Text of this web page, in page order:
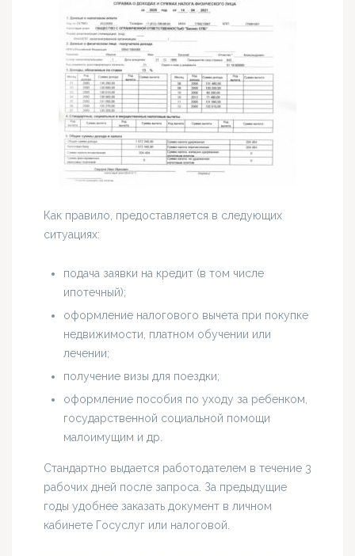
Как правило, предоставляется в следующих
ситуациях:
подача заявки на кредит (в том числе
ипотечный);
оформление налогового вычета при покупке
недвижимости, платном обучении или
лечении;
получение визы для поездки;
оформление пособия по уходу за ребенком,
государственной социальной помощи
малоимущим и др.
Стандартно выдается работодателем в течение 3
рабочих дней после запроса. За предыдущие
годы удобнее заказать документ в личном
кабинете Госуслуг или налоговой.